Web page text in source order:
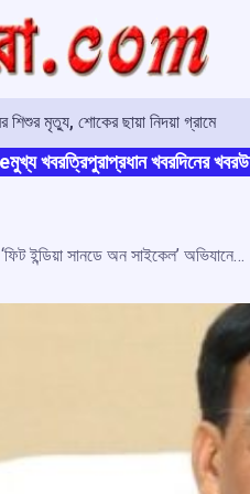
শিশুর মৃত্যু, শোকের ছায়া নিদয়া গ্রামে
মুখ্য খবরত্রিপুরাপ্রধান খবরদিনের খবর